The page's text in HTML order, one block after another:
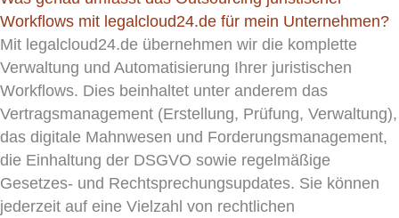
Workflows mit legalcloud24.de für mein Unternehmen?
Mit legalcloud24.de übernehmen wir die komplette
Verwaltung und Automatisierung Ihrer juristischen
Workflows. Dies beinhaltet unter anderem das
Vertragsmanagement (Erstellung, Prüfung, Verwaltung),
das digitale Mahnwesen und Forderungsmanagement,
die Einhaltung der DSGVO sowie regelmäßige
Gesetzes- und Rechtsprechungsupdates. Sie können
jederzeit auf eine Vielzahl von rechtlichen